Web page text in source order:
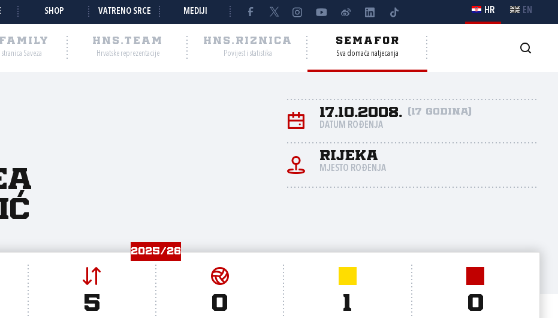
SHOP VATRENO SRCE MEDIJI HR EN
Saveza
HNS.TEAM
Hrvatske reprezentacije
HNS.RIZNICA
Povijest i statistika
SEMAFOR
Sva domaća natjecanja
17.10.2008. (17 godina)
DATUM ROĐENJA
Rijeka
MJESTO ROĐENJA
2025/26
5 0 1 0